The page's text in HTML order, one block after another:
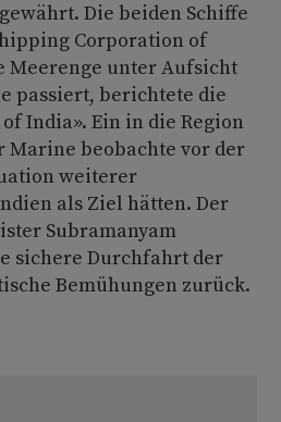
Die beiden Schiffe
Corporation of
Meerenge unter Aufsicht
passiert, berichtete die
India». Ein in die Region
Marine beobachte vor der
weiterer
als Ziel hätten. Der
Subramanyam
sichere Durchfahrt der
Bemühungen zurück.